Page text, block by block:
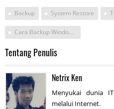
Backup System Restore
Cara Backup Windows 11 Dan Office 2021
Tentang Penulis
Netrix Ken
Menyukai dunia
melalui Internet.